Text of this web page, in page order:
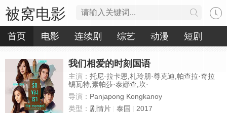
被窝电影
首页 电影 连续剧 综艺 动漫 短剧
我们相爱的时刻国语
主演： 托尼·拉卡恩,札玲朋·尊克迪,帕查拉·奇拉
锡瓦特,素帕莎·泰娜查,坎·
导演： Panjapong Kongkanoy
类型： 剧情片 泰国
2017